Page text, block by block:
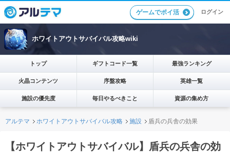
ゲームでポイ活 ログイン
ホワイトアウトサバイバル攻略wiki
トップ ギフトコード一覧 最強ランキング
火晶コンテンツ 序盤攻略 英雄一覧
施設の優先度 毎日やるべきこと 資源の集め方
アルテマ ホワイトアウトサバイバル攻略 施設 盾兵の兵舎の効果
【ホワイトアウトサバイバル】盾兵の兵舎の効